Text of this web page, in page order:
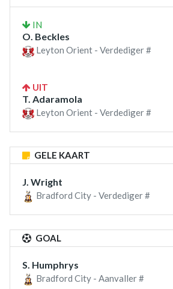
IN
O. Beckles
Leyton Orient - Verdediger #
UIT
T. Adaramola
Leyton Orient - Verdediger #
GELE KAART
J. Wright
Bradford City - Verdediger #
GOAL
S. Humphrys
Bradford City - Aanvaller #